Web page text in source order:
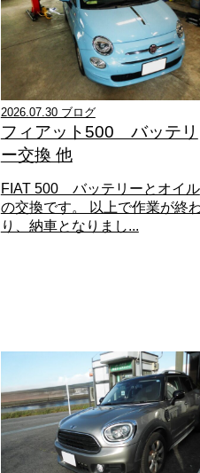
2026.07.30 ブログ
フィアット500 バッテリ
ー交換 他
FIAT 500 バッテリーとオイル
の交換です。 以上で作業が終
り、納車となりまし...